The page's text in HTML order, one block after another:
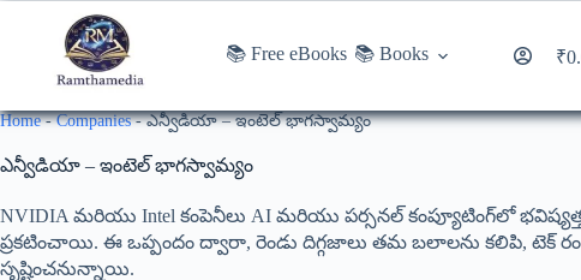
📚 Free eBooks 📚 Books ₹
Home-Companies-ఎన్వీడియా – ఇంటెల్ భాగస్వామ్యం
ఎన్వీడియా – ఇంటెల్ భాగస్వామ్యం
NVIDIA మరియు Intel కంపెనీలు AI మరియు పర్సనల్ కంప్యూటింగ్‌లో
ప్రకటించాయి. ఈ ఒప్పందం ద్వారా, రెండు దిగ్గజాలు తమ బలాలను కలిపి, టెక్
సృష్టించనున్నాయి.